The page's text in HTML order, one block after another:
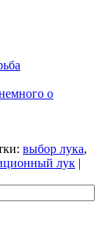
о
выбор лука,
лук |